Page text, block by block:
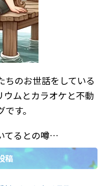
ちのお世話をしている
ウムとカラオケと不動
す。
てるとの噂…
稿